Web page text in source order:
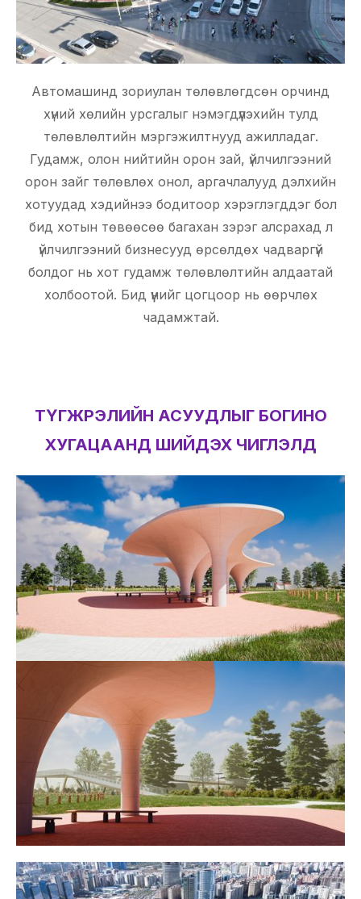
Автомашинд зориулан төлөвлөгдсөн орчинд
хүний хөлийн урсгалыг нэмэгдүүлэхийн тулд
төлөвлөлтийн мэргэжилтнууд ажилладаг.
Гудамж, олон нийтийн орон зай, үйлчилгээний
орон зайг төлөвлөх онол, аргачлалууд дэлхийн
хотуудад хэдийнээ бодитоор хэрэглэгддэг бол
бид хотын төвөөсөө багахан зэрэг алсрахад л
үйлчилгээний бизнесууд өрсөлдөх чадваргүй
болдог нь хот гудамж төлөвлөлтийн алдаатай
холбоотой. Бид үүнийг цогцоор нь өөрчлөх
чадамжтай.
ТҮГЖРЭЛИЙН АСУУДЛЫГ БОГИНО
ХУГАЦААНД ШИЙДЭХ ЧИГЛЭЛД